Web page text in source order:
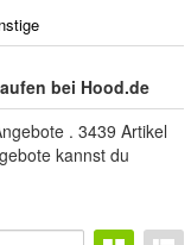
bei Hood.de
. 3439 Artikel
kannst du